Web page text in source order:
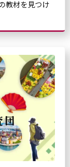
教材を見つけ